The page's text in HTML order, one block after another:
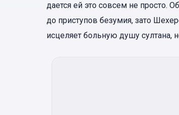
дается ей это совсем не просто.
до приступов безумия, зато
исцеляет больную душу султана,